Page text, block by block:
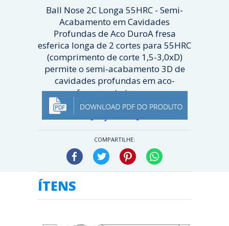
Ball Nose 2C Longa 55HRC - Semi-
Acabamento em Cavidades
Profundas de Aco DuroA fresa
esferica longa de 2 cortes para 55HRC
(comprimento de corte 1,5-3,0xD)
permite o semi-acabamento 3D de
cavidades profundas em aco-
ferramenta temp...
COMPARTILHE:
Facebook Twitter Pinterest
ÍTENS